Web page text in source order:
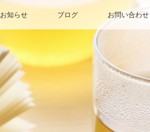
お知らせ ブログ お問い合わせ